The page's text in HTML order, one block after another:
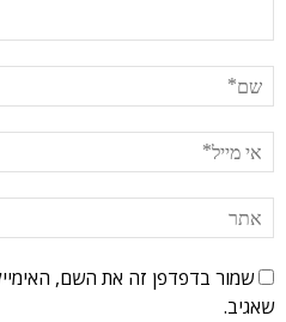
שמור בדפדפן זה את השם,
שאגיב.